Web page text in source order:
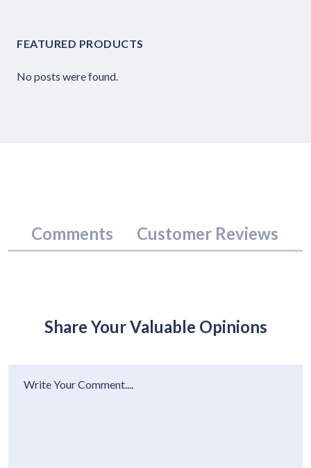
FEATURED PRODUCTS
No posts were found.
Comments Customer Reviews
Share Your Valuable Opinions